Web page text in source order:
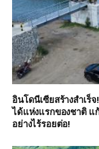
อินโดนีเซียสร้างสำเร็
ได้แห่งแรกของชาติ
อย่างไร้รอยต่อ!